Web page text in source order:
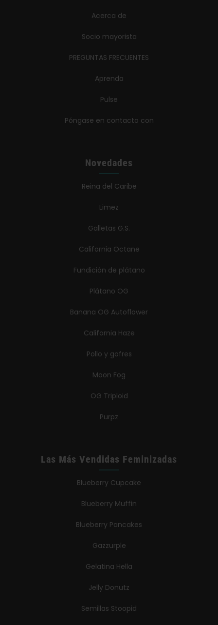
Acerca de
Socio mayorista
PREGUNTAS FRECUENTES
Aprenda
Pulse
Póngase en contacto con
Novedades
Reina del Caribe
Limez
Galletas G.S.
California Octane
Fundición de plátano
Plátano OG
Banana OG Autoflower
California Haze
Pollo y gofres
Moon Fog
OG Triploid
Purpz
Las Más Vendidas Feminizadas
Blueberry Cupcake
Blueberry Muffin
Blueberry Pancakes
Gazzurple
Gelatina Hella
Jelly Donutz
Semillas Stoopid